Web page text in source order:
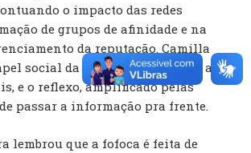
o impacto das redes
de grupos de afinidade e na
da reputação. Camilla
social da fofoca, de gerenciar as
e o reflexo, amplificado pelas
passar a informação pra frente.
lembrou que a fofoca é feita de